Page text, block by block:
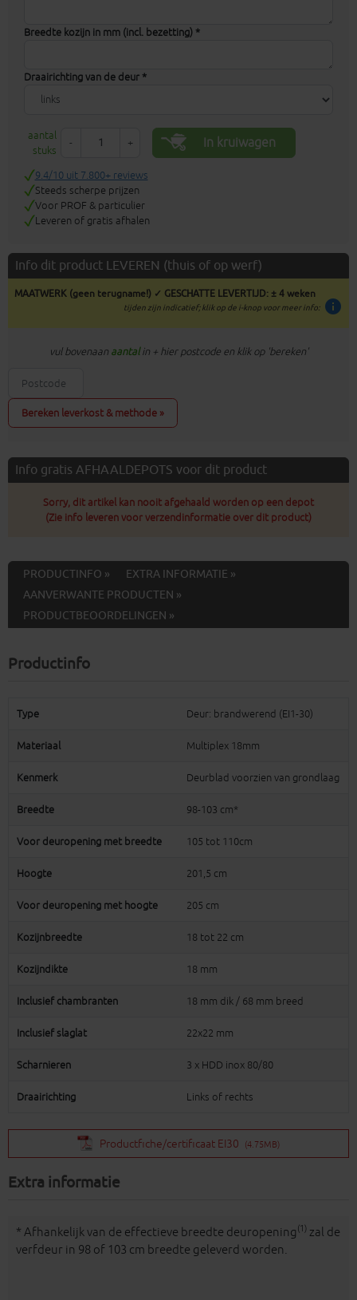
Breedte kozijn in mm (incl. bezetting) *
Draairichting van de deur *
aantal
stuks
- + In kruiwagen
9.4/10 uit 7.800+ reviews
Steeds scherpe prijzen
Voor PROF & particulier
Leveren of gratis afhalen
Info dit product LEVEREN (thuis of op werf)
MAATWERK (geen terugname!) ✓ GESCHATTE LEVERTIJD: ± 4 weken
info
tijden zijn indicatief; klik op de i-knop voor meer info:
vul bovenaan aantalin + hier postcode en klik op 'bereken'
Bereken leverkost & methode »
Info gratis AFHAALDEPOTS voor dit product
Sorry, dit artikel kan nooit afgehaald worden op een depot
(Zie info leveren voor verzendinformatie over dit product)
PRODUCTINFO »
EXTRA INFORMATIE »
AANVERWANTE PRODUCTEN »
PRODUCTBEOORDELINGEN »
Productinfo
Type Deur: brandwerend (EI1-30)
Materiaal Multiplex 18mm
Kenmerk Deurblad voorzien van grondlaag
Breedte 98-103 cm*
Voor deuropening met breedte 105 tot 110cm
Hoogte 201,5 cm
Voor deuropening met hoogte 205 cm
Kozijnbreedte 18 tot 22 cm
Kozijndikte 18 mm
Inclusief chambranten 18 mm dik / 68 mm breed
Inclusief slaglat 22x22 mm
Scharnieren 3 x HDD inox 80/80
Draairichting Links of rechts
Productfiche/certificaat EI30 (4.75MB)
Extra informatie
* Afhankelijk van de effectieve breedte deuropening (1) zal de
verfdeur in 98 of 103 cm breedte geleverd worden.